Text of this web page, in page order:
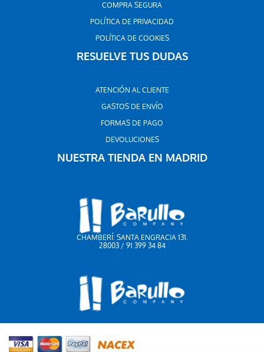
COMPRA SEGURA
POLÍTICA DE PRIVACIDAD
POLÍTICA DE COOKIES
RESUELVE TUS DUDAS
ATENCIÓN AL CLIENTE
GASTOS DE ENVÍO
FORMAS DE PAGO
DEVOLUCIONES
NUESTRA TIENDA EN MADRID
CHAMBERÍ: SANTA ENGRACIA 131.
28003 / 91 399 34 84